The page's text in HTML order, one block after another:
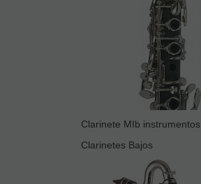
Clarinete MIb instrumentos
Clarinetes Bajos